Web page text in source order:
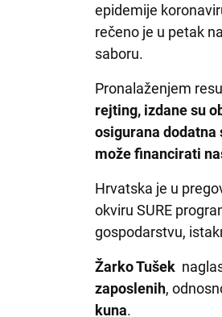
epidemije
rečeno je u petak
saboru.
Pronalaženjem
rejting, izdane su
osigurana dodatna
može financirati
Hrvatska je u
okviru SURE
gospodarstvu,
Žarko Tušek
zaposlenih,
kuna.